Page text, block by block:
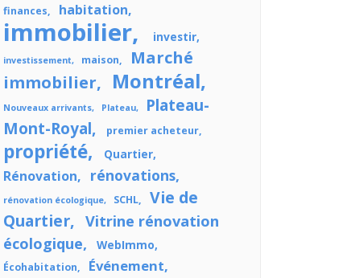
finances habitation
immobilier investir
investissement maison
Marché
immobilier
Montréal
Nouveaux arrivants Plateau
Plateau-
Mont-Royal
premier acheteur
propriété Quartier
Rénovation rénovations
rénovation écologique SCHL
Vie de
Quartier
Vitrine rénovation
écologique
WebImmo
Écohabitation Événement